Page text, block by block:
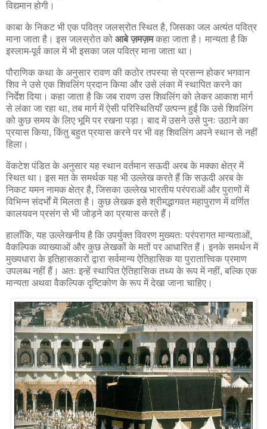
विद्यमान होगी।
काबा के निकट भी एक पवित्र जलस्रोत स्थित है, जिसका जल अत्यंत पवित्र
माना जाता है। इस जलस्रोत को आबे ज़मज़मकहा जाता है। मान्यता है कि
इस्लाम-पूर्व काल में भी इसका जल पवित्र माना जाता था।
पौराणिक कथा के अनुसार रावण की कठोर तपस्या से प्रसन्न होकर भगवान
शिव ने उसे एक शिवलिंग प्रदान किया और उसे लंका में स्थापित करने का
निर्देश दिया। कहा जाता है कि जब रावण उस शिवलिंग को लेकर आकाश मार्ग
से लंका जा रहा था, तब मार्ग में ऐसी परिस्थितियाँ उत्पन्न हुईं कि उसे शिवलिंग
को कुछ समय के लिए भूमि पर रखना पड़ा। बाद में उसने उसे पुनः उठाने का
प्रयास किया, किंतु बहुत प्रयास करने पर भी वह शिवलिंग अपने स्थान से नहीं
हिला।
वेंकटेश पंडित के अनुसार यह स्थान वर्तमान सऊदी अरब के मक्का क्षेत्र में
स्थित था। इस मत के समर्थक यह भी उल्लेख करते हैं कि सऊदी अरब के
निकट यमन नामक क्षेत्र है, जिसका उल्लेख भारतीय परंपराओं और पुराणों में
विभिन्न संदर्भों में मिलता है। कुछ लेखक इसे श्रीमद्भागवत महापुराण में वर्णित
कालयवन प्रसंग से भी जोड़ने का प्रयास करते हैं।
हालाँकि, यह उल्लेखनीय है कि उपर्युक्त विवरण मुख्यतः परंपरागत मान्यताओं,
वैकल्पिक व्याख्याओं और कुछ लेखकों के मतों पर आधारित हैं। इनके समर्थन में
मुख्यधारा के इतिहासकारों द्वारा सर्वमान्य ऐतिहासिक या पुरातात्त्विक प्रमाण
उपलब्ध नहीं हैं। अतः इन्हें स्थापित ऐतिहासिक तथ्य के रूप में नहीं, बल्कि एक
मान्यता अथवा वैकल्पिक दृष्टिकोण के रूप में देखा जाना चाहिए।